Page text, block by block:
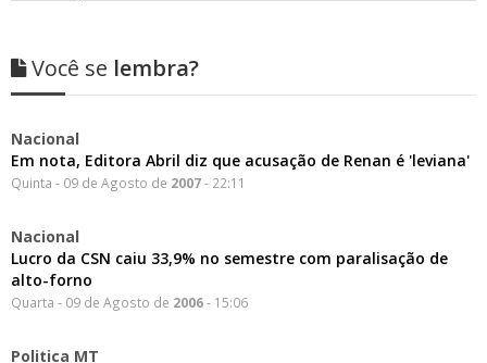
Você se lembra?
Nacional
Em nota, Editora Abril diz que acusação de Renan é 'leviana'
Quinta - 09 de Agosto de 2007- 22:11
Nacional
Lucro da CSN caiu 33,9% no semestre com paralisação de
alto-forno
Quarta - 09 de Agosto de 2006- 15:06
Politica MT